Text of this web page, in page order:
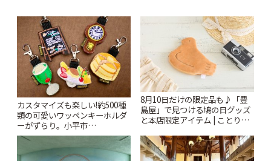
カスタマイズも楽しい!約500種
類の可愛いワッペンキーホルダ
ーがずらり。小平市
「Kimamaya T&K」 | ことりっ
8月10日だけの限定品も♪「豊
島屋」で見つける鳩の日グッズ
と本店限定アイテム | ことりっ